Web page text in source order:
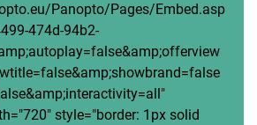
Panopto/Pages/Embed.asp
474d-94b2-
style="border: 1px solid